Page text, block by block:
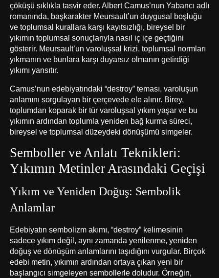
çöküşü sıklıkla tasvir eder. Albert Camus’nun Yabancı adlı
romanında, başkarakter Meursault’un duygusal boşluğu
ve toplumsal kurallara karşı kayıtsızlığı, bireysel bir
yıkımın toplumsal sonuçlarıyla nasıl iç içe geçtiğini
gösterir. Meursault’un varoluşsal krizi, toplumsal normları
yıkmanın ve bunlara karşı duyarsız olmanın getirdiği
yıkımı yansıtır.
Camus’nun edebiyatındaki “destroy” teması, varoluşun
anlamını sorgulayan bir çerçevede ele alınır. Birey,
toplumdan koparak bir tür varoluşsal yıkım yaşar ve bu
yıkımın ardından toplumla yeniden bağ kurma süreci,
bireysel ve toplumsal düzeydeki dönüşümü simgeler.
Semboller ve Anlatı Teknikleri:
Yıkımın Metinler Arasındaki Geçişi
Yıkım ve Yeniden Doğuş: Sembolik
Anlamlar
Edebiyatın sembolizm akımı, “destroy” kelimesinin
sadece yıkım değil, aynı zamanda yenilenme, yeniden
doğuş ve dönüşüm anlamlarını taşıdığını vurgular. Birçok
edebi metin, yıkımın ardından ortaya çıkan yeni bir
başlangıcı simgeleyen sembollerle doludur. Örneğin,